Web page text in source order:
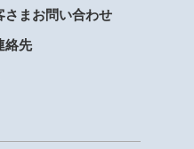
さまお問い合わせ
絡先